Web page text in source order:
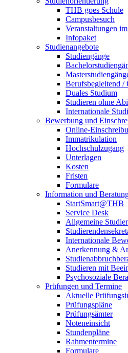
THB goes Schule
Campusbesuch
Veranstaltungen
Infopaket
Studienangebote
Studiengänge
Berufsbegleitend /
Duales Studium
Studieren ohne
Internationale
Bewerbung und
Online-
Immatrikulation
Hochschulzugang
Unterlagen
Kosten
Fristen
Formulare
Information und
StartSmart@THB
Service Desk
Allgemeine
Internationale
Anerkennung &
Studieren mit
Psychosoziale
Prüfungen und Termine
Aktuelle
Prüfungspläne
Prüfungsämter
Noteneinsicht
Stundenpläne
Rahmentermine
Formulare